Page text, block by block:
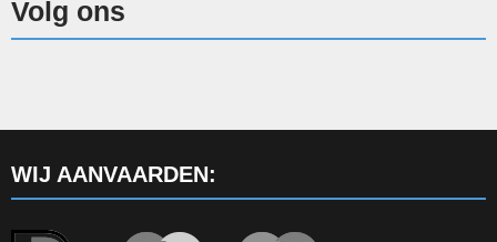
Volg ons
WIJ AANVAARDEN: